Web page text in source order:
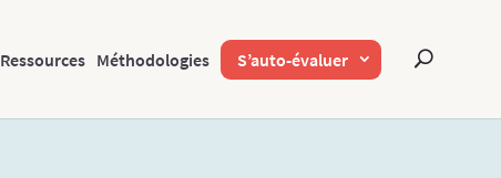
Ressources Méthodologies S’auto-évaluer